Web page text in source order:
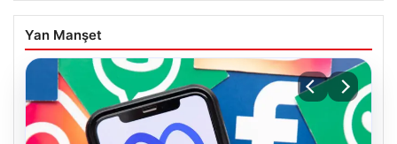
Yan Manşet